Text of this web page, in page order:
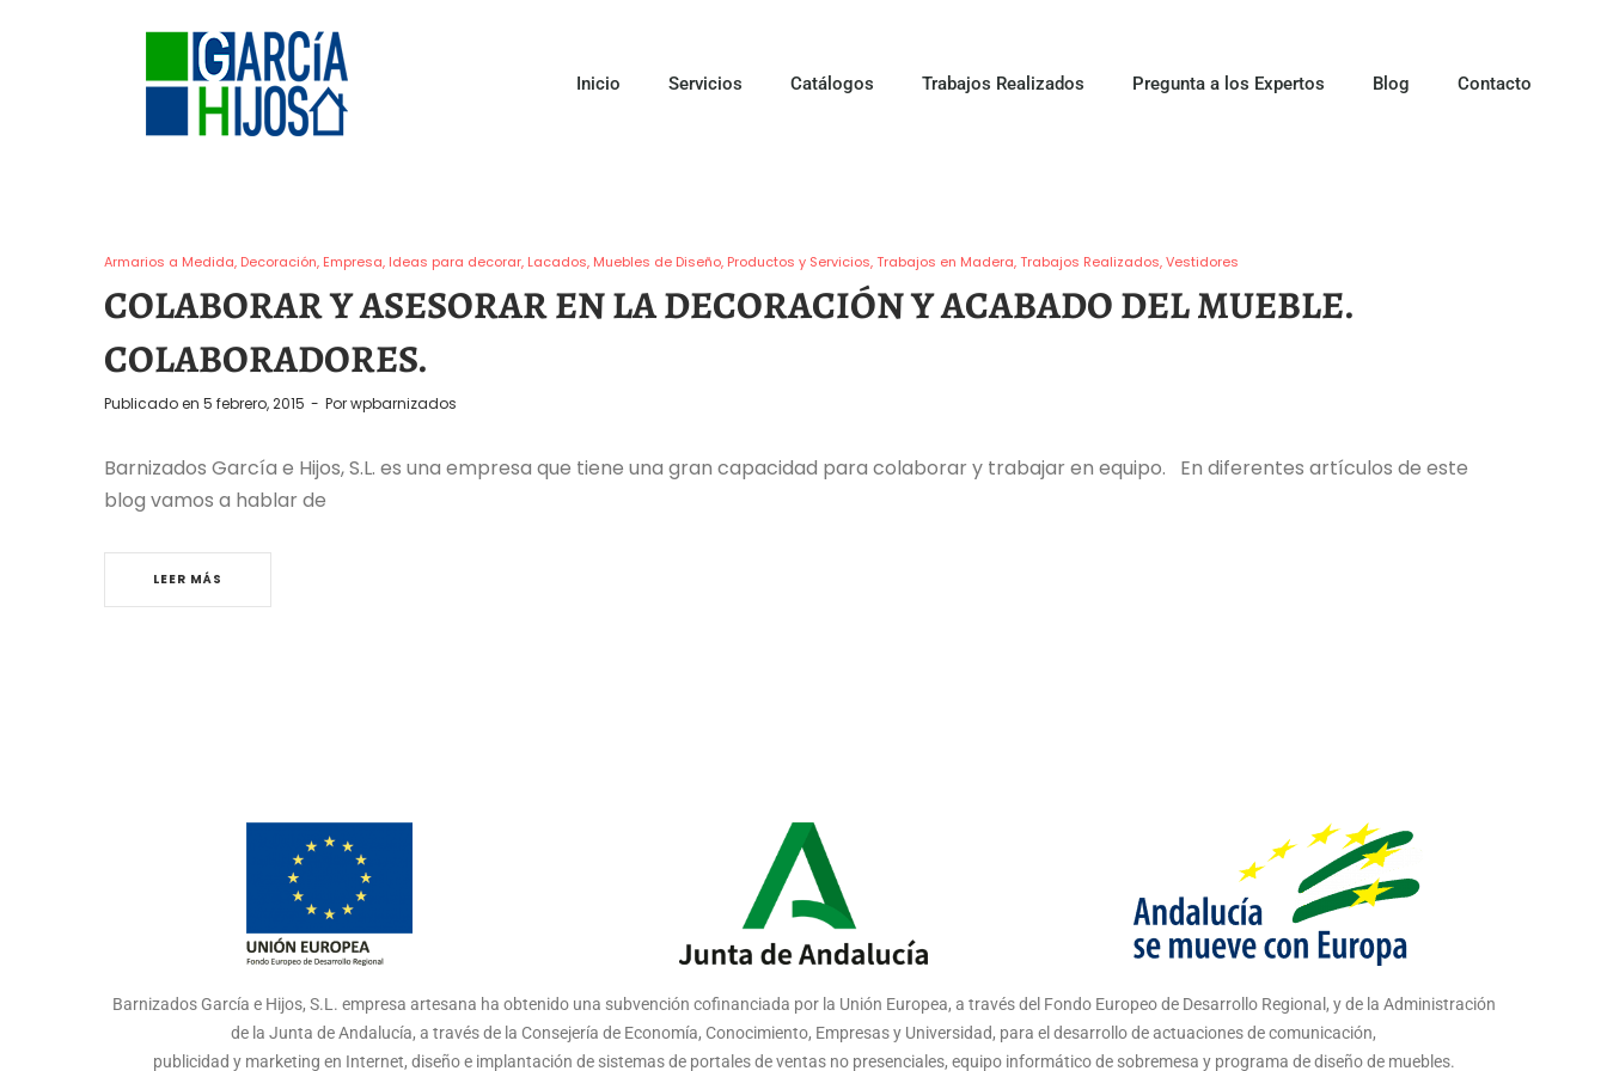
Inicio Servicios Catálogos Trabajos Realizados Pregunta a los Expertos Blog Contacto
Armarios a Medida Decoración Empresa Ideas para decorar Lacados Muebles de Diseño Productos y Servicios Trabajos en Madera Trabajos Realizados Vestidores
COLABORAR Y ASESORAR EN LA DECORACIÓN Y ACABADO DEL MUEBLE.
COLABORADORES.
Publicado en 5 febrero, 2015 Porwpbarnizados
Barnizados García e Hijos, S.L. es una empresa que tiene una gran capacidad para colaborar y trabajar en equipo. En diferentes artículos de este
blog vamos a hablar de
LEER MÁS
Barnizados García e Hijos, S.L. empresa artesana ha obtenido una subvención cofinanciada por la Unión Europea, a través del Fondo Europeo de Desarrollo Regional, y de la Administración
de la Junta de Andalucía, a través de la Consejería de Economía, Conocimiento, Empresas y Universidad, para el desarrollo de actuaciones de comunicación,
publicidad y marketing en Internet, diseño e implantación de sistemas de portales de ventas no presenciales, equipo informático de sobremesa y programa de diseño de muebles.